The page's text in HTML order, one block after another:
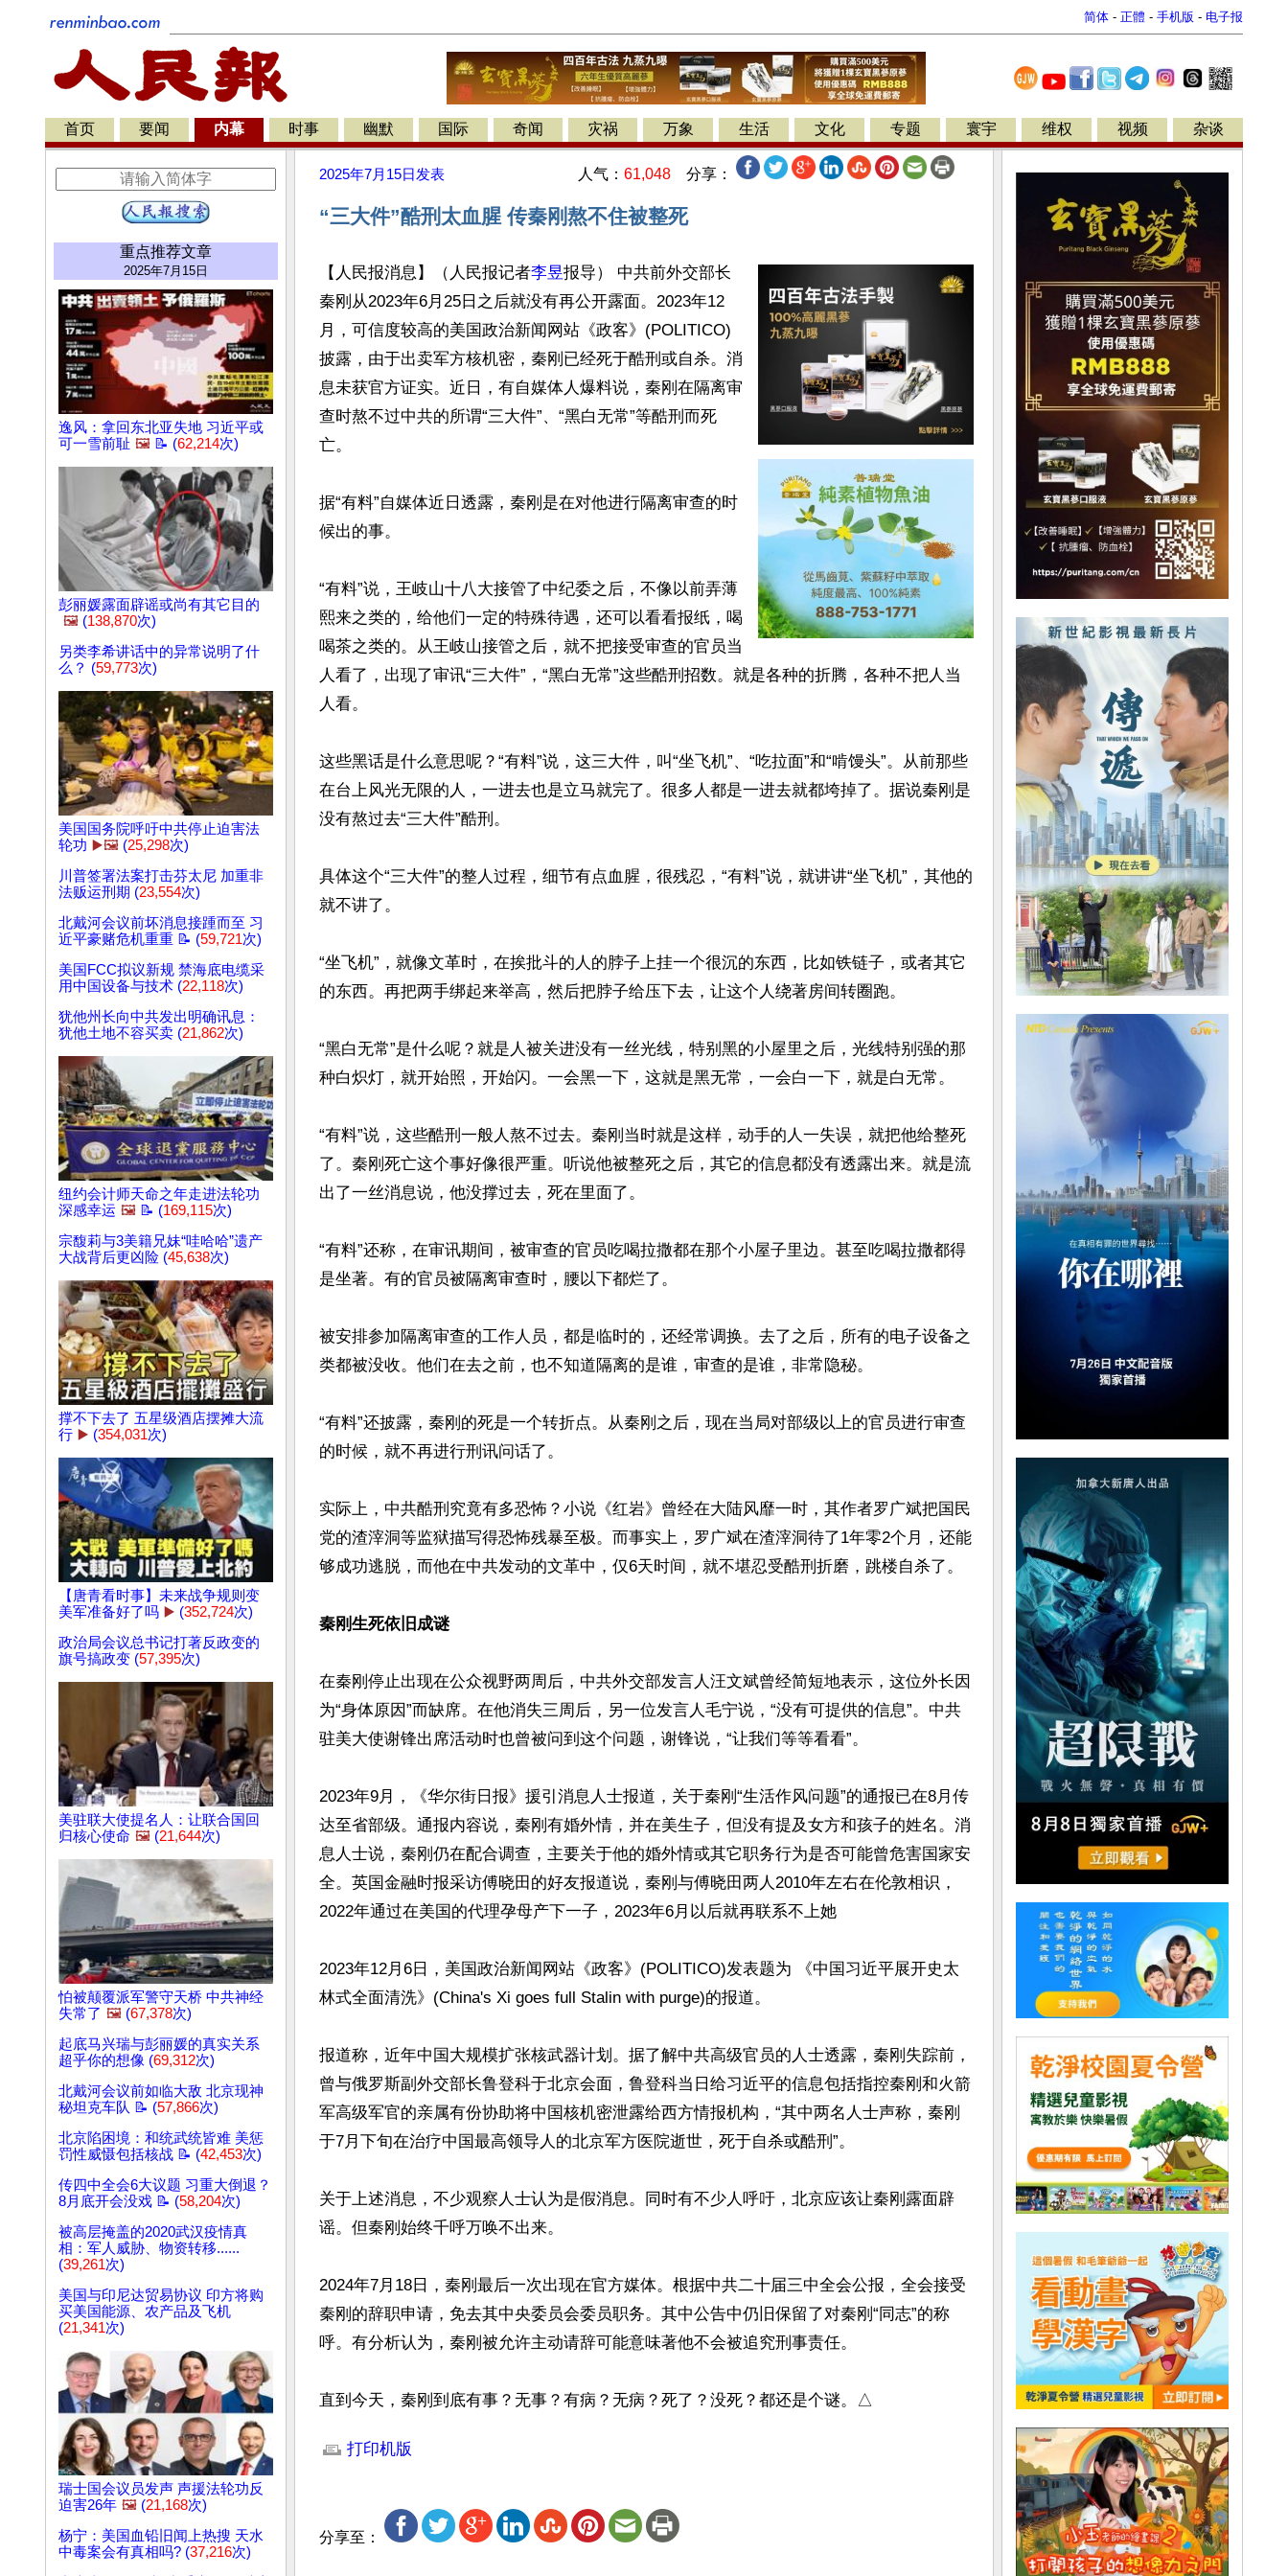
简体 - 正體 - 手机版 - 电子报
首页 要闻 内幕 时事 幽默 国际 奇闻 灾祸 万象 生活 文化 专题 寰宇 维权 视频 杂谈
重点推荐文章
2025年7月15日
逸风：拿回东北亚失地 习近平或
可一雪前耻 🖼️ 📝 (62,214次)
彭丽媛露面辟谣或尚有其它目的
🖼️ (138,870次)
另类李希讲话中的异常说明了什
么？ (59,773次)
美国国务院呼吁中共停止迫害法
轮功 ▶️🖼️ (25,298次)
川普签署法案打击芬太尼 加重非
法贩运刑期 (23,554次)
北戴河会议前坏消息接踵而至 习
近平豪赌危机重重 📝 (59,721次)
美国FCC拟议新规 禁海底电缆采
用中国设备与技术 (22,118次)
犹他州长向中共发出明确讯息：
犹他土地不容买卖 (21,862次)
纽约会计师天命之年走进法轮功
深感幸运 🖼️ 📝 (169,115次)
宗馥莉与3美籍兄妹“哇哈哈”遗产
大战背后更凶险 (45,638次)
撑不下去了 五星级酒店摆摊大流
行 ▶️ (354,031次)
【唐青看时事】未来战争规则变
美军准备好了吗 ▶️ (352,724次)
政治局会议总书记打著反政变的
旗号搞政变 (57,395次)
美驻联大使提名人：让联合国回
归核心使命 🖼️ (21,644次)
怕被颠覆派军警守天桥 中共神经
失常了 🖼️ (67,378次)
起底马兴瑞与彭丽媛的真实关系
超乎你的想像 (69,312次)
北戴河会议前如临大敌 北京现神
秘坦克车队 📝 (57,866次)
北京陷困境：和统武统皆难 美惩
罚性威慑包括核战 📝 (42,453次)
传四中全会6大议题 习重大倒退？
8月底开会没戏 📝 (58,204次)
被高层掩盖的2020武汉疫情真
相：军人威胁、物资转移......
(39,261次)
美国与印尼达贸易协议 印方将购
买美国能源、农产品及飞机
(21,341次)
瑞士国会议员发声 声援法轮功反
迫害26年 🖼️ (21,168次)
杨宁：美国血铅旧闻上热搜 天水
中毒案会有真相吗? (37,216次)
2025年7月15日 发表 人气： 61,048 分享：
“三大件”酷刑太血腥 传秦刚熬不住被整死
【人民报消息】（人民报记者李昱报导） 中共前外交部长
秦刚从2023年6月25日之后就没有再公开露面。2023年12
月，可信度较高的美国政治新闻网站《政客》(POLITICO)
披露，由于出卖军方核机密，秦刚已经死于酷刑或自杀。消
息未获官方证实。近日，有自媒体人爆料说，秦刚在隔离审
查时熬不过中共的所谓“三大件”、“黑白无常”等酷刑而死
亡。
据“有料”自媒体近日透露，秦刚是在对他进行隔离审查的时
候出的事。
“有料”说，王岐山十八大接管了中纪委之后，不像以前弄薄
熙来之类的，给他们一定的特殊待遇，还可以看看报纸，喝
喝茶之类的。从王岐山接管之后，就不把接受审查的官员当
人看了，出现了审讯“三大件”，“黑白无常”这些酷刑招数。就是各种的折腾，各种不把人当
人看。
这些黑话是什么意思呢？“有料”说，这三大件，叫“坐飞机”、“吃拉面”和“啃馒头”。从前那些
在台上风光无限的人，一进去也是立马就完了。很多人都是一进去就都垮掉了。据说秦刚是
没有熬过去“三大件”酷刑。
具体这个“三大件”的整人过程，细节有点血腥，很残忍，“有料”说，就讲讲“坐飞机”，其他的
就不讲了。
“坐飞机”，就像文革时，在挨批斗的人的脖子上挂一个很沉的东西，比如铁链子，或者其它
的东西。再把两手绑起来举高，然后把脖子给压下去，让这个人绕著房间转圈跑。
“黑白无常”是什么呢？就是人被关进没有一丝光线，特别黑的小屋里之后，光线特别强的那
种白炽灯，就开始照，开始闪。一会黑一下，这就是黑无常，一会白一下，就是白无常。
“有料”说，这些酷刑一般人熬不过去。秦刚当时就是这样，动手的人一失误，就把他给整死
了。秦刚死亡这个事好像很严重。听说他被整死之后，其它的信息都没有透露出来。就是流
出了一丝消息说，他没撑过去，死在里面了。
“有料”还称，在审讯期间，被审查的官员吃喝拉撒都在那个小屋子里边。甚至吃喝拉撒都得
是坐著。有的官员被隔离审查时，腰以下都烂了。
被安排参加隔离审查的工作人员，都是临时的，还经常调换。去了之后，所有的电子设备之
类都被没收。他们在去之前，也不知道隔离的是谁，审查的是谁，非常隐秘。
“有料”还披露，秦刚的死是一个转折点。从秦刚之后，现在当局对部级以上的官员进行审查
的时候，就不再进行刑讯问话了。
实际上，中共酷刑究竟有多恐怖？小说《红岩》曾经在大陆风靡一时，其作者罗广斌把国民
党的渣滓洞等监狱描写得恐怖残暴至极。而事实上，罗广斌在渣滓洞待了1年零2个月，还能
够成功逃脱，而他在中共发动的文革中，仅6天时间，就不堪忍受酷刑折磨，跳楼自杀了。
秦刚生死依旧成谜
在秦刚停止出现在公众视野两周后，中共外交部发言人汪文斌曾经简短地表示，这位外长因
为“身体原因”而缺席。在他消失三周后，另一位发言人毛宁说，“没有可提供的信息”。中共
驻美大使谢锋出席活动时也曾被问到这个问题，谢锋说，“让我们等等看看”。
2023年9月，《华尔街日报》援引消息人士报道，关于秦刚“生活作风问题”的通报已在8月传
达至省部级。通报内容说，秦刚有婚外情，并在美生子，但没有提及女方和孩子的姓名。消
息人士说，秦刚仍在配合调查，主要关于他的婚外情或其它职务行为是否可能曾危害国家安
全。英国金融时报采访傅晓田的好友报道说，秦刚与傅晓田两人2010年左右在伦敦相识，
2022年通过在美国的代理孕母产下一子，2023年6月以后就再联系不上她
2023年12月6日，美国政治新闻网站《政客》(POLITICO)发表题为 《中国习近平展开史太
林式全面清洗》(China's Xi goes full Stalin with purge)的报道。
报道称，近年中国大规模扩张核武器计划。据了解中共高级官员的人士透露，秦刚失踪前，
曾与俄罗斯副外交部长鲁登科于北京会面，鲁登科当日给习近平的信息包括指控秦刚和火箭
军高级军官的亲属有份协助将中国核机密泄露给西方情报机构，“其中两名人士声称，秦刚
于7月下旬在治疗中国最高领导人的北京军方医院逝世，死于自杀或酷刑”。
关于上述消息，不少观察人士认为是假消息。同时有不少人呼吁，北京应该让秦刚露面辟
谣。但秦刚始终千呼万唤不出来。
2024年7月18日，秦刚最后一次出现在官方媒体。根据中共二十届三中全会公报，全会接受
秦刚的辞职申请，免去其中央委员会委员职务。其中公告中仍旧保留了对秦刚“同志”的称
呼。有分析认为，秦刚被允许主动请辞可能意味著他不会被追究刑事责任。
直到今天，秦刚到底有事？无事？有病？无病？死了？没死？都还是个谜。△
打印机版
分享至：